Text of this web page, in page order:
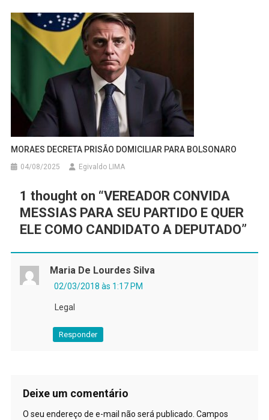
MORAES DECRETA PRISÃO DOMICILIAR PARA BOLSONARO
04/08/2025 Egivaldo LIMA
1 thought on “VEREADOR CONVIDA
MESSIAS PARA SEU PARTIDO E QUER
ELE COMO CANDIDATO A DEPUTADO”
Maria De Lourdes Silva
02/03/2018 às 1:17 PM
Legal
Responder
Deixe um comentário
O seu endereço de e-mail não será publicado. Campos